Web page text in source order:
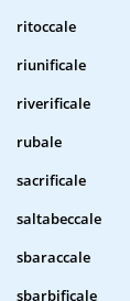
ritoccale
riunificale
riverificale
rubale
sacrificale
saltabeccale
sbaraccale
sbarbificale